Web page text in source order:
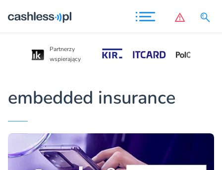
Partnerzy
wspierający
embedded insurance